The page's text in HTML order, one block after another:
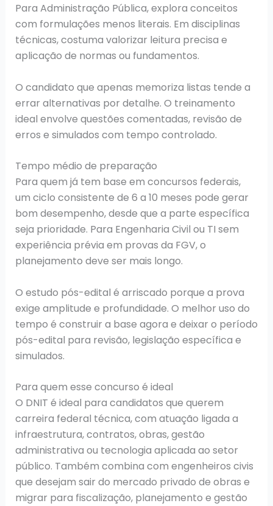
Para Administração Pública, explora conceitos
com formulações menos literais. Em disciplinas
técnicas, costuma valorizar leitura precisa e
aplicação de normas ou fundamentos.
O candidato que apenas memoriza listas tende a
errar alternativas por detalhe. O treinamento
ideal envolve questões comentadas, revisão de
erros e simulados com tempo controlado.
Tempo médio de preparação
Para quem já tem base em concursos federais,
um ciclo consistente de 6 a 10 meses pode gerar
bom desempenho, desde que a parte específica
seja prioridade. Para Engenharia Civil ou TI sem
experiência prévia em provas da FGV, o
planejamento deve ser mais longo.
O estudo pós-edital é arriscado porque a prova
exige amplitude e profundidade. O melhor uso do
tempo é construir a base agora e deixar o período
pós-edital para revisão, legislação específica e
simulados.
Para quem esse concurso é ideal
O DNIT é ideal para candidatos que querem
carreira federal técnica, com atuação ligada a
infraestrutura, contratos, obras, gestão
administrativa ou tecnologia aplicada ao setor
público. Também combina com engenheiros civis
que desejam sair do mercado privado de obras e
migrar para fiscalização, planejamento e gestão